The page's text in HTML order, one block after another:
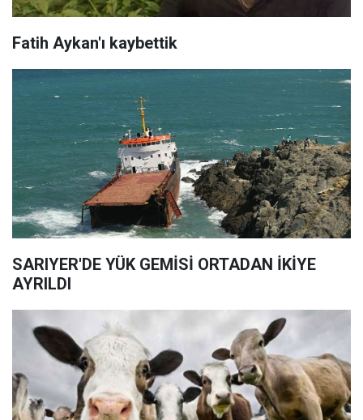
Fatih Aykan'ı kaybettik
SARIYER'DE YÜK GEMİSİ ORTADAN İKİYE
AYRILDI